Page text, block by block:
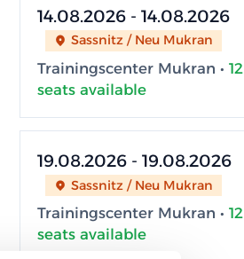
14.08.2026 - 14.08.2026
Sassnitz / Neu Mukran
Trainingscenter Mukran • 12
seats available
19.08.2026 - 19.08.2026
Sassnitz / Neu Mukran
Trainingscenter Mukran • 12
seats available